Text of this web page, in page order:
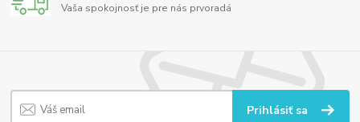
Vaša spokojnosť je pre nás prvoradá
Prihlásiť sa